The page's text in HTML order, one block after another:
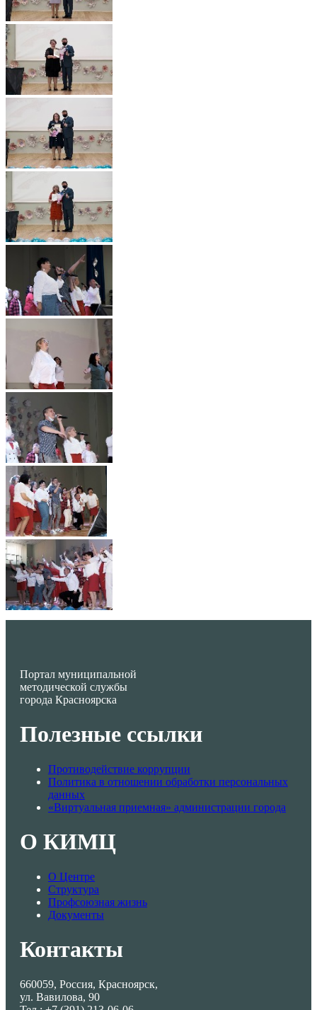
Портал муниципальной
методической службы
города Красноярска
Полезные ссылки
Противодействие коррупции
Политика в отношении обработки персональных
данных
«Виртуальная приемная» администрации города
О КИМЦ
О Центре
Структура
Профсоюзная жизнь
Документы
Контакты
660059, Россия, Красноярск,
ул. Вавилова, 90